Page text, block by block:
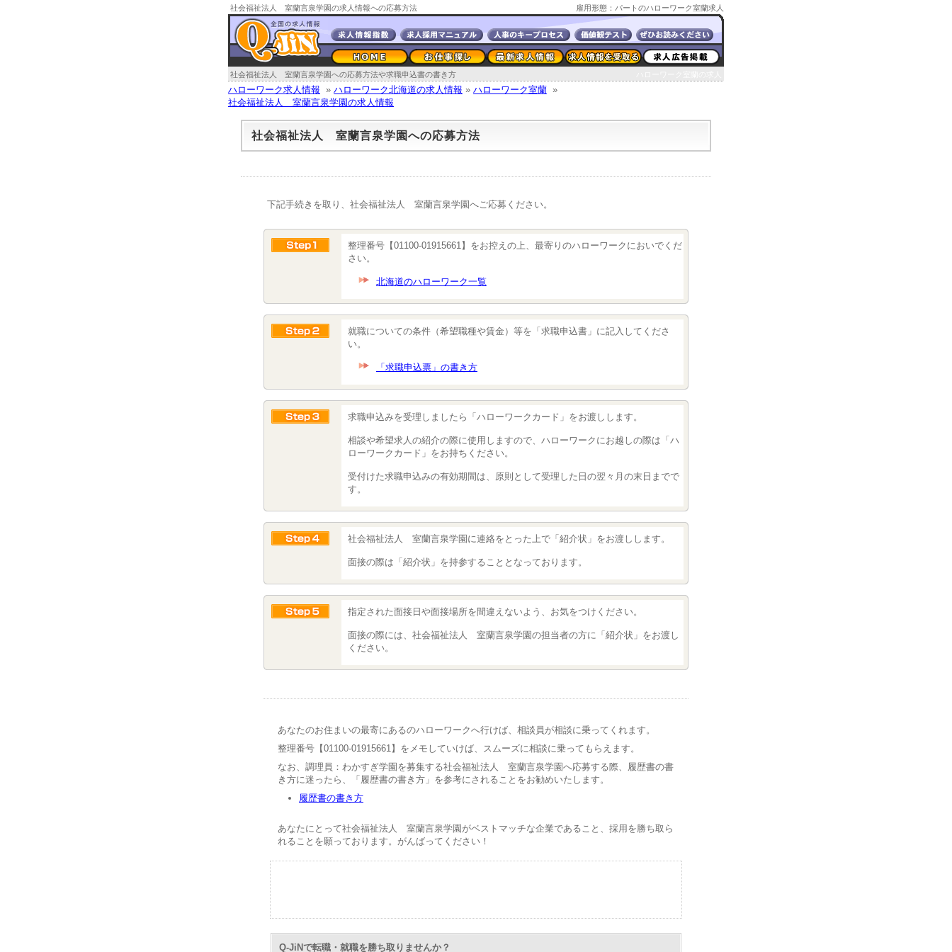
社会福祉法人 室蘭言泉学園の求人情報への応募方法 雇用形態：パートのハローワーク室蘭求人
社会福祉法人 室蘭言泉学園への応募方法や求職申込書の書き方
ハローワーク求人情報 » ハローワーク北海道の求人情報 » ハローワーク室蘭 »
社会福祉法人 室蘭言泉学園の求人情報
社会福祉法人 室蘭言泉学園への応募方法
下記手続きを取り、社会福祉法人 室蘭言泉学園へご応募ください。
整理番号【01100-01915661】をお控えの上、最寄りのハローワークにおいでくだ
さい。
北海道のハローワーク一覧
就職についての条件（希望職種や賃金）等を「求職申込書」に記入してくださ
い。
「求職申込票」の書き方
求職申込みを受理しましたら「ハローワークカード」をお渡しします。
相談や希望求人の紹介の際に使用しますので、ハローワークにお越しの際は「ハ
ローワークカード」をお持ちください。
受付けた求職申込みの有効期間は、原則として受理した日の翌々月の末日までで
す。
社会福祉法人 室蘭言泉学園に連絡をとった上で「紹介状」をお渡しします。
面接の際は「紹介状」を持参することとなっております。
指定された面接日や面接場所を間違えないよう、お気をつけください。
面接の際には、社会福祉法人 室蘭言泉学園の担当者の方に「紹介状」をお渡し
ください。
あなたのお住まいの最寄にあるのハローワークへ行けば、相談員が相談に乗ってくれます。
整理番号【01100-01915661】をメモしていけば、スムーズに相談に乗ってもらえます。
なお、調理員：わかすぎ学園を募集する社会福祉法人 室蘭言泉学園へ応募する際、履歴書の書
き方に迷ったら、「履歴書の書き方」を参考にされることをお勧めいたします。
履歴書の書き方
あなたにとって社会福祉法人 室蘭言泉学園がベストマッチな企業であること、採用を勝ち取ら
れることを願っております。がんばってください！
Q-JiNで転職・就職を勝ち取りませんか？